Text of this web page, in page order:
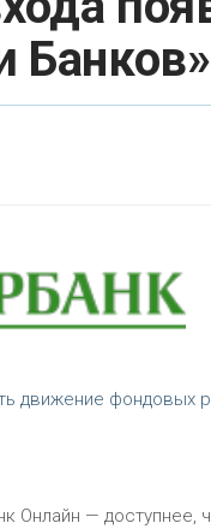
Банков»
движение фондовых
Онлайн — доступнее,